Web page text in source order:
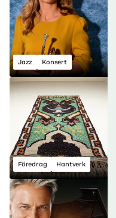
Jazz Konsert
Föredrag Hantverk